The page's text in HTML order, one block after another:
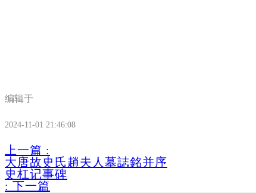
编辑于
2024-11-01 21:46:08
上一篇 :
大唐故史氏趙夫人墓誌銘并序
史杠记事碑
: 下一篇